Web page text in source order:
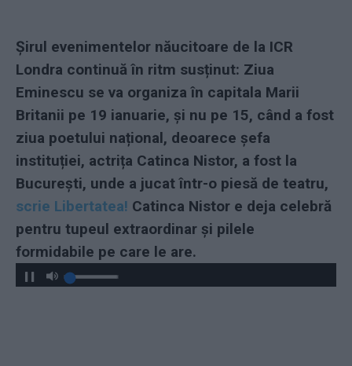
Șirul evenimentelor năucitoare de la ICR
Londra continuă în ritm susținut: Ziua
Eminescu se va organiza în capitala Marii
Britanii pe 19 ianuarie, și nu pe 15, când a fost
ziua poetului național, deoarece șefa
instituției, actrița Catinca Nistor, a fost la
București, unde a jucat într-o piesă de teatru,
scrie Libertatea! Catinca Nistor e deja celebră
pentru tupeul extraordinar și pilele
formidabile pe care le are.